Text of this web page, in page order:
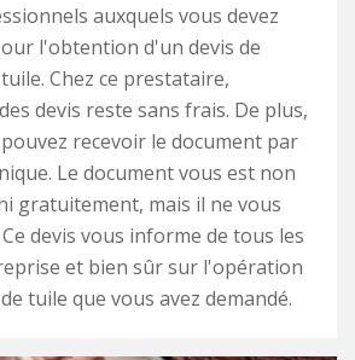
auxquels vous devez
l'obtention d'un devis de
Chez ce prestataire,
devis reste sans frais. De plus,
recevoir le document par
Le document vous est non
gratuitement, mais il ne vous
devis vous informe de tous les
et bien sûr sur l'opération
tuile que vous avez demandé.